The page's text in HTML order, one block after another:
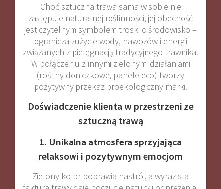
Choć sztuczna trawa sama w sobie nie
zastępuje naturalnej roślinności, jej obecność
jest czytelnym symbolem troski o środowisko –
ogranicza zużycie wody, nawozów i energii
związanych z pielęgnacją tradycyjnego trawnika.
W połączeniu z innymi zielonymi działaniami
(rośliny doniczkowe, panele eco) tworzy
pozytywny przekaz proekologiczny marki.
Doświadczenie klienta w przestrzeni ze
sztuczną trawą
1. Unikalna atmosfera sprzyjająca
relaksowi i pozytywnym emocjom
Zielony kolor poprawia nastrój, a wyrazista